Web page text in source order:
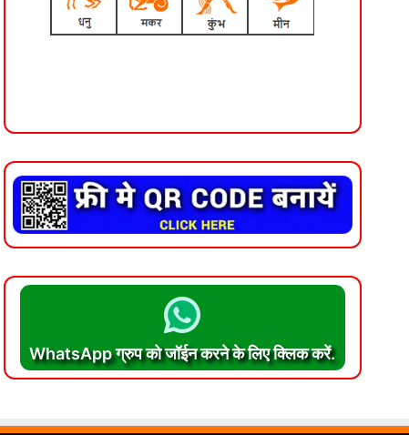
WhatsApp ग्रुप को जॉईन करने के लिए क्लिक करें.